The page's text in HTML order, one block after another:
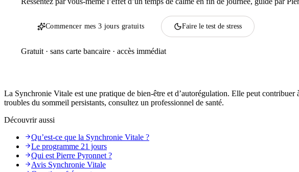
Commencer mes 3 jours gratuits Faire le test de stress
Gratuit · sans carte bancaire · accès immédiat
La Synchronie Vitale est une pratique de bien-être et d’autorégulation. Elle peut
troubles du sommeil persistants, consultez un professionnel de santé.
Découvrir aussi
Qu’est-ce que la Synchronie Vitale ?
Le programme 21 jours
Qui est Pierre Pyronnet ?
Avis Synchronie Vitale